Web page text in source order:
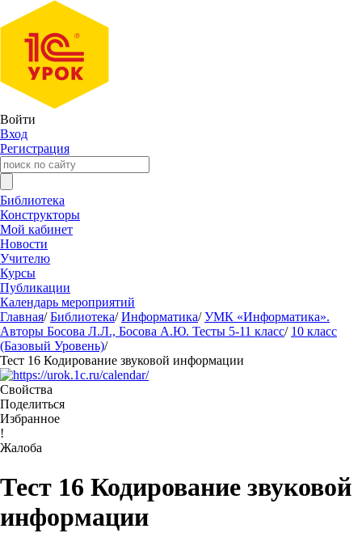
Войти
Вход
Регистрация
Библиотека
Конструкторы
Мой кабинет
Новости
Учителю
Курсы
Публикации
Календарь мероприятий
Главная/ Библиотека/ Информатика/ УМК «Информатика».
Авторы Босова Л.Л., Босова А.Ю. Тесты 5-11 класс/ 10 класс
(Базовый Уровень)/
Тест 16 Кодирование звуковой информации
Свойства
Поделиться
Избранное
!
Жалоба
Тест 16 Кодирование звуковой
информации